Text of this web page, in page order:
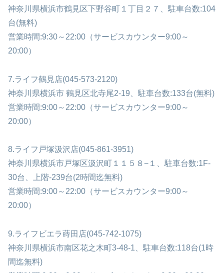
神奈川県横浜市鶴見区下野谷町１丁目２７、駐車台数:104
台(無料)
営業時間:9:30～22:00（サービスカウンター9:00～
20:00）
7.ライフ鶴見店(045-573-2120)
神奈川県横浜市 鶴見区北寺尾2-19、駐車台数:133台(無料)
営業時間:9:00～22:00（サービスカウンター9:00～
20:00）
8.ライフ戸塚汲沢店(045-861-3951)
神奈川県横浜市戸塚区汲沢町１１５８−１、駐車台数:1F-
30台、上階-239台(2時間迄無料)
営業時間:9:00～22:00（サービスカウンター9:00～
20:00）
9.ライフビエラ蒔田店(045-742-1075)
神奈川県横浜市南区花之木町3-48-1、駐車台数:118台(1時
間迄無料)